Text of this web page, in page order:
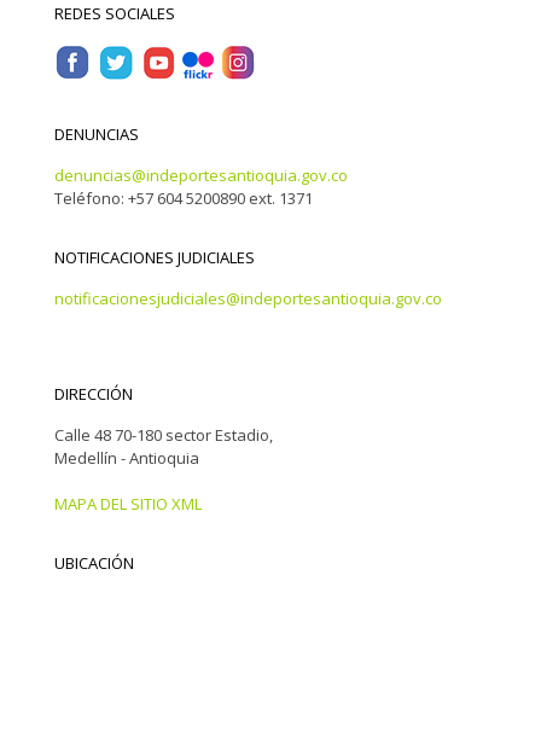
REDES SOCIALES
DENUNCIAS
denuncias@indeportesantioquia.gov.co
Teléfono: +57 604 5200890 ext. 1371
NOTIFICACIONES JUDICIALES
notificacionesjudiciales@indeportesantioquia.gov.co
DIRECCIÓN
Calle 48 70-180 sector Estadio,
Medellín - Antioquia
MAPA DEL SITIO XML
UBICACIÓN